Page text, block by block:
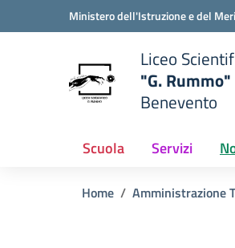
Vai ai contenuti
Vai al menu di navigazioneMinistero dell'Istruzione e del
scuola
Liceo
"G. Rummo"
Benevento
Scuola Servizi
Home Amministrazione